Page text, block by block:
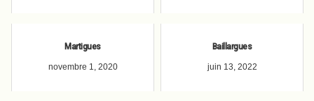
Martigues
novembre 1, 2020
Baillargues
juin 13, 2022